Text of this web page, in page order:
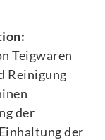
Teigwaren
Reinigung
der
der